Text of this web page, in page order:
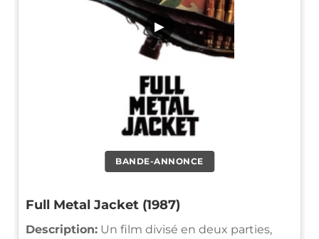
BANDE-ANNONCE
▶
Full Metal Jacket (1987)
Description: Un film divisé en deux parties,